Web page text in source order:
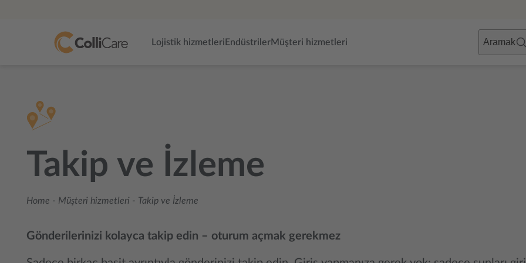
Lojistik hizmetleri EndüstrilerMüşteri hizmetleri Aramak
Takip ve İzleme
Home - Müşteri hizmetleri - Takip ve İzleme
Gönderilerinizi kolayca takip edin – oturum açmak gerekmez